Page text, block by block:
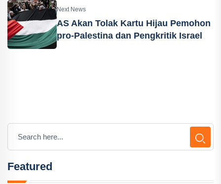
Next News
AS Akan Tolak Kartu Hijau Pemohon
pro-Palestina dan Pengkritik Israel
Featured